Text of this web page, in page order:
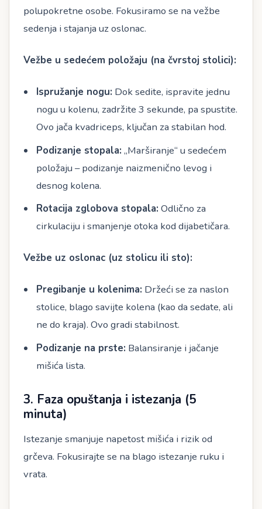
polupokretne osobe. Fokusiramo se na vežbe
sedenja i stajanja uz oslonac.
Vežbe u sedećem položaju (na čvrstoj stolici):
Ispružanje nogu: Dok sedite, ispravite jednu
nogu u kolenu, zadržite 3 sekunde, pa spustite.
Ovo jača kvadriceps, ključan za stabilan hod.
Podizanje stopala: „Marširanje“ u sedećem
položaju – podizanje naizmenično levog i
desnog kolena.
Rotacija zglobova stopala: Odlično za
cirkulaciju i smanjenje otoka kod dijabetičara.
Vežbe uz oslonac (uz stolicu ili sto):
Pregibanje u kolenima: Držeći se za naslon
stolice, blago savijte kolena (kao da sedate, ali
ne do kraja). Ovo gradi stabilnost.
Podizanje na prste: Balansiranje i jačanje
mišića lista.
3. Faza opuštanja i istezanja (5
minuta)
Istezanje smanjuje napetost mišića i rizik od
grčeva. Fokusirajte se na blago istezanje ruku i
vrata.